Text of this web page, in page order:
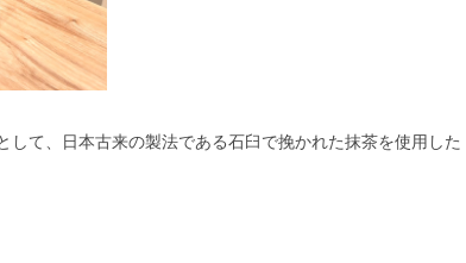
して、日本古来の製法である石臼で挽かれた抹茶を使用した